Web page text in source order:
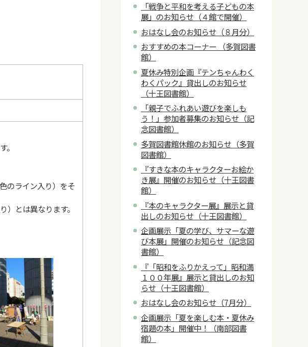
。
のライン入り）をそ
とは異なります。
「戦争と平和を考える子どもの本
展」のお知らせ（４館で開催）
おはなし会のお知らせ（８月分）
おすすめの本コーナー （多賀図書
館）
夏休み特別企画『テンちゃんわく
わくパック』貸出しのお知らせ
（十王図書館）
「親子でふれあい遊びを楽しも
う！」参加者募集のお知らせ（記
念図書館）
多賀図書館休館のお知らせ（多賀
図書館）
『すきな本のキャラクターお絵か
き展』開催のお知らせ（十王図書
館）
『本のキャラクター展』展示と貸
出しのお知らせ（十王図書館）
企画展示「夏の学び、サマーな遊
び本展」開催のお知らせ（記念図
書館）
『「昭和をふりかえって」昭和満
１００年展』展示と貸出しのお知
らせ（十王図書館）
おはなし会のお知らせ（7月分）
企画展示「夏を楽しむ本・夏休み
宿題の本」開催中！（南部図書
館）